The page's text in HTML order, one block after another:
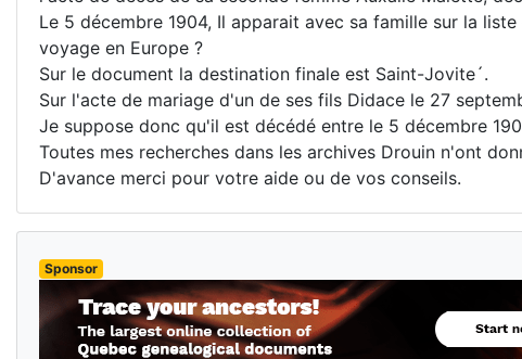
Le 5 décembre 1904, Il apparait avec sa famille sur la
voyage en Europe ?
Sur le document la destination finale est Saint-Jovite´.
Sur l'acte de mariage d'un de ses fils Didace le 27
Je suppose donc qu'il est décédé entre le 5 décembre
Toutes mes recherches dans les archives Drouin n'ont
D'avance merci pour votre aide ou de vos conseils.
Sponsor